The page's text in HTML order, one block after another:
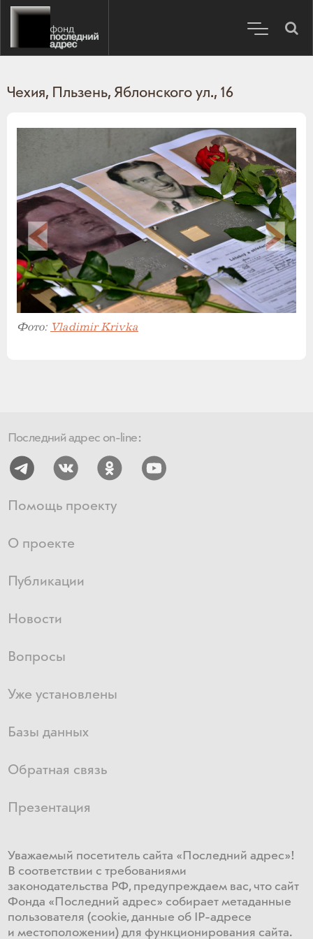
Чехия, Пльзень, Яблонского ул., 16
Фото: Vladimir Krivka
Последний адрес on-line:
Помощь проекту
О проекте
Публикации
Новости
Вопросы
Уже установлены
Базы данных
Обратная связь
Презентация
Уважаемый посетитель сайта «Последний адрес»!
В соответствии с требованиями
законодательства РФ, предупреждаем вас, что сайт
Фонда «Последний адрес» собирает метаданные
пользователя (cookie, данные об IP-адресе
и местоположении) для функционирования сайта​.